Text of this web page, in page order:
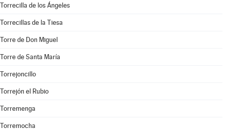
Torrecilla de los Ángeles
Torrecillas de la Tiesa
Torre de Don Miguel
Torre de Santa María
Torrejoncillo
Torrejón el Rubio
Torremenga
Torremocha